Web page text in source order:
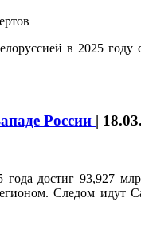
в 2025
России |
достиг 93,927
Следом